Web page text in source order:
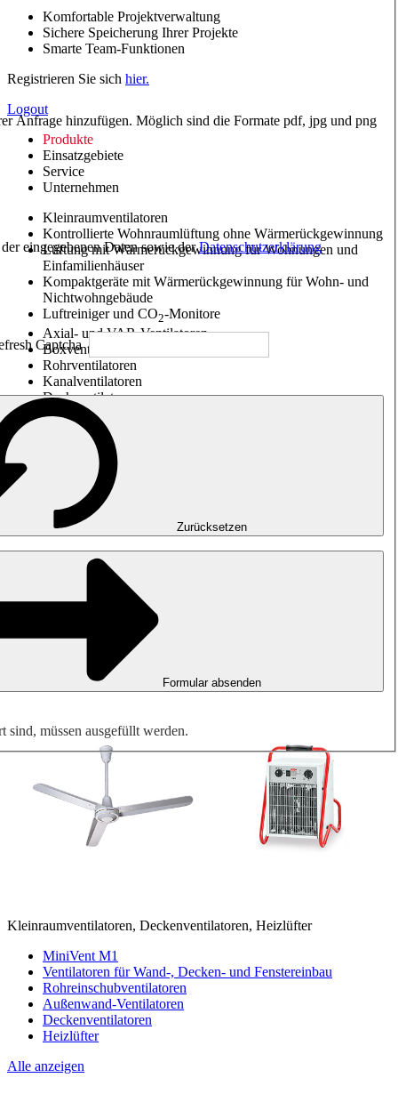
Komfortable Projektverwaltung
Sichere Speicherung Ihrer Projekte
Smarte Team-Funktionen
Registrieren Sie sich hier.
Logout
Produkte
Einsatzgebiete
Service
Unternehmen
Kleinraumventilatoren
Kontrollierte Wohnraumlüftung ohne Wärmerückgewinnung
Lüftung mit Wärmerückgewinnung für Wohnungen und
Einfamilienhäuser
Kompaktgeräte mit Wärmerückgewinnung für Wohn- und
Nichtwohngebäude
Luftreiniger und CO2-Monitore
Axial- und VAR-Ventilatoren
Boxventilatoren
Rohrventilatoren
Kanalventilatoren
Dachventilatoren
Entrauchung, Rauchfreihaltung und Garagenlüftung
Impulsventilatoren
Explosionsgeschützte Ventilatoren
Messen. Steuern. Regeln.
Luftbehandlung
Mechanisches Zubehör
Kleinraumventilatoren, Deckenventilatoren, Heizlüfter
MiniVent M1
Ventilatoren für Wand-, Decken- und Fenstereinbau
Rohreinschubventilatoren
Außenwand-Ventilatoren
Deckenventilatoren
Heizlüfter
Alle anzeigen
Anfrage hinzufügen. Möglich sind die Formate pdf, jpg und png
eingegebenen Daten sowie derDatenschutzerklärung
Zurücksetzen
Formular absenden
sind, müssen ausgefüllt werden.